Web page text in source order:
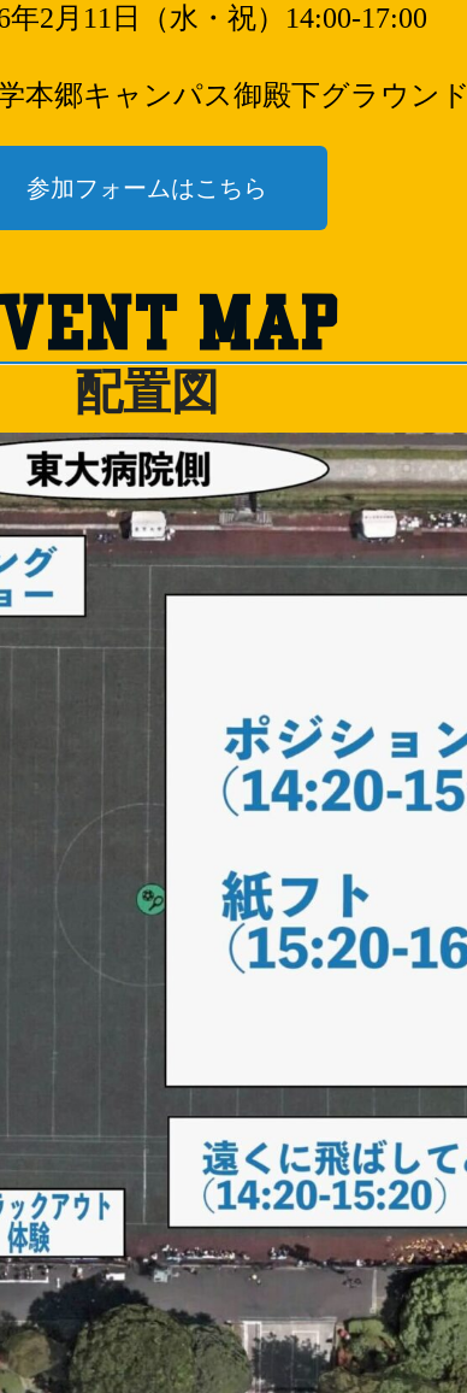
2月11日（水・祝） 14:00-17:00
本郷キャンパス御殿下グラウンド
参加フォームはこちら
MAP
配置図